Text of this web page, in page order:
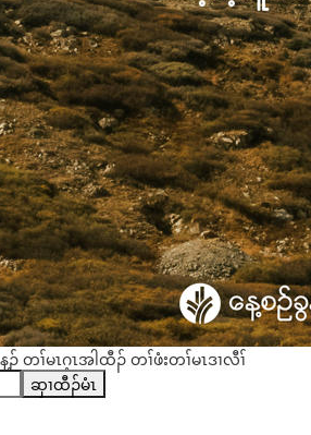
တၢ်မၤဂ့ၤအါထီၣ် တၢ်ဖံးတၢ်မၤဒၢလီၢ်
ဆှၢထီၣ်မံၤ